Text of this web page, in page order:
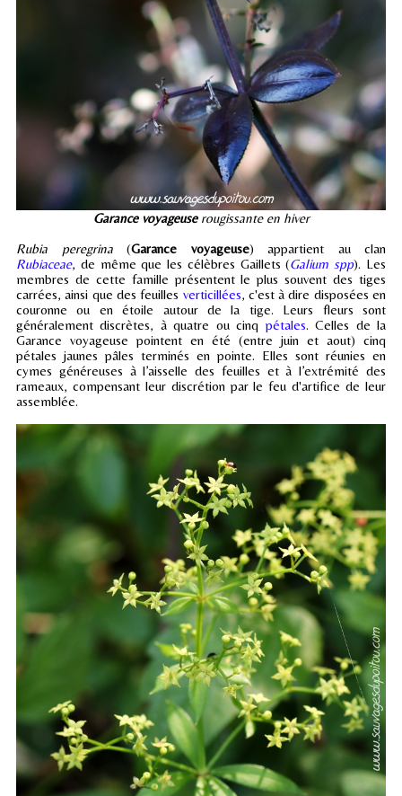
Garance voyageuserougissante en hiver
Rubia peregrina(Garance voyageuse) appartient au clan
Rubiaceae, de même que les célèbres Gaillets (Galium spp). Les
membres de cette famille présentent le plus souvent des tiges
carrées, ainsi que des feuilles verticillées, c'est à dire disposées en
couronne ou en étoile autour de la tige. Leurs fleurs sont
généralement discrètes, à quatre ou cinq pétales. Celles de la
Garance voyageuse pointent en été (entre juin et aout) cinq
pétales jaunes pâles terminés en pointe. Elles sont réunies en
cymes généreuses à l’aisselle des feuilles et à l’extrémité des
rameaux, compensant leur discrétion par le feu d'artifice de leur
assemblée.